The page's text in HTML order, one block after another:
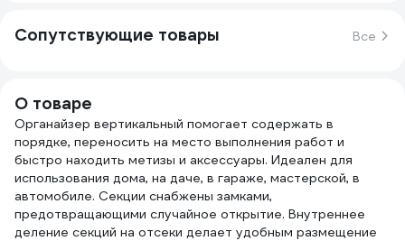
Сопутствующие товары Все
О товаре
Органайзер вертикальный помогает содержать в
порядке, переносить на место выполнения работ и
быстро находить метизы и аксессуары. Идеален для
использования дома, на даче, в гараже, мастерской, в
автомобиле. Секции снабжены замками,
предотвращающими случайное открытие. Внутреннее
деление секций на отсеки делает удобным размещение